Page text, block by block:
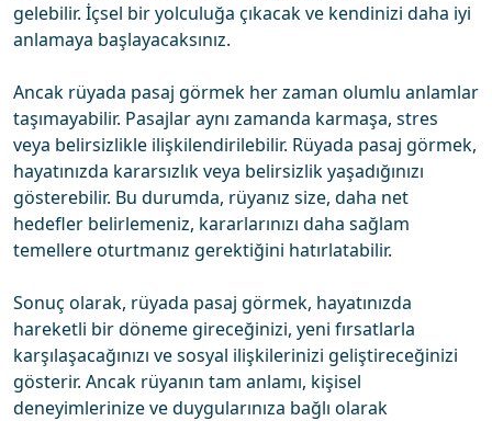
gelebilir. İçsel bir yolculuğa çıkacak ve kendinizi daha iyi
anlamaya başlayacaksınız.
Ancak rüyada pasaj görmek her zaman olumlu anlamlar
taşımayabilir. Pasajlar aynı zamanda karmaşa, stres
veya belirsizlikle ilişkilendirilebilir. Rüyada pasaj görmek,
hayatınızda kararsızlık veya belirsizlik yaşadığınızı
gösterebilir. Bu durumda, rüyanız size, daha net
hedefler belirlemeniz, kararlarınızı daha sağlam
temellere oturtmanız gerektiğini hatırlatabilir.
Sonuç olarak, rüyada pasaj görmek, hayatınızda
hareketli bir döneme gireceğinizi, yeni fırsatlarla
karşılaşacağınızı ve sosyal ilişkilerinizi geliştireceğinizi
gösterir. Ancak rüyanın tam anlamı, kişisel
deneyimlerinize ve duygularınıza bağlı olarak